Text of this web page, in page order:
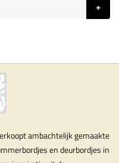
ambachtelijk gemaakte
en deurbordjes in